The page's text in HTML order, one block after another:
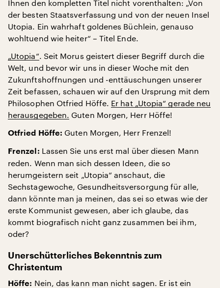
Ihnen den kompletten Titel nicht vorenthalten: „Von
der besten Staatsverfassung und von der neuen Insel
Utopia. Ein wahrhaft goldenes Büchlein, genauso
wohltuend wie heiter“ – Titel Ende.
„Utopia“. Seit Morus geistert dieser Begriff durch die
Welt, und bevor wir uns in dieser Woche mit den
Zukunftshoffnungen und -enttäuschungen unserer
Zeit befassen, schauen wir auf den Ursprung mit dem
Philosophen Otfried Höffe. Er hat „Utopia“ gerade neu
herausgegeben. Guten Morgen, Herr Höffe!
Otfried Höffe: Guten Morgen, Herr Frenzel!
Frenzel: Lassen Sie uns erst mal über diesen Mann
reden. Wenn man sich dessen Ideen, die so
herumgeistern seit „Utopia“ anschaut, die
Sechstagewoche, Gesundheitsversorgung für alle,
dann könnte man ja meinen, das sei so etwas wie der
erste Kommunist gewesen, aber ich glaube, das
kommt biografisch nicht ganz zusammen bei ihm,
oder?
Unerschütterliches Bekenntnis zum
Christentum
Höffe: Nein, das kann man nicht sagen. Er ist ein